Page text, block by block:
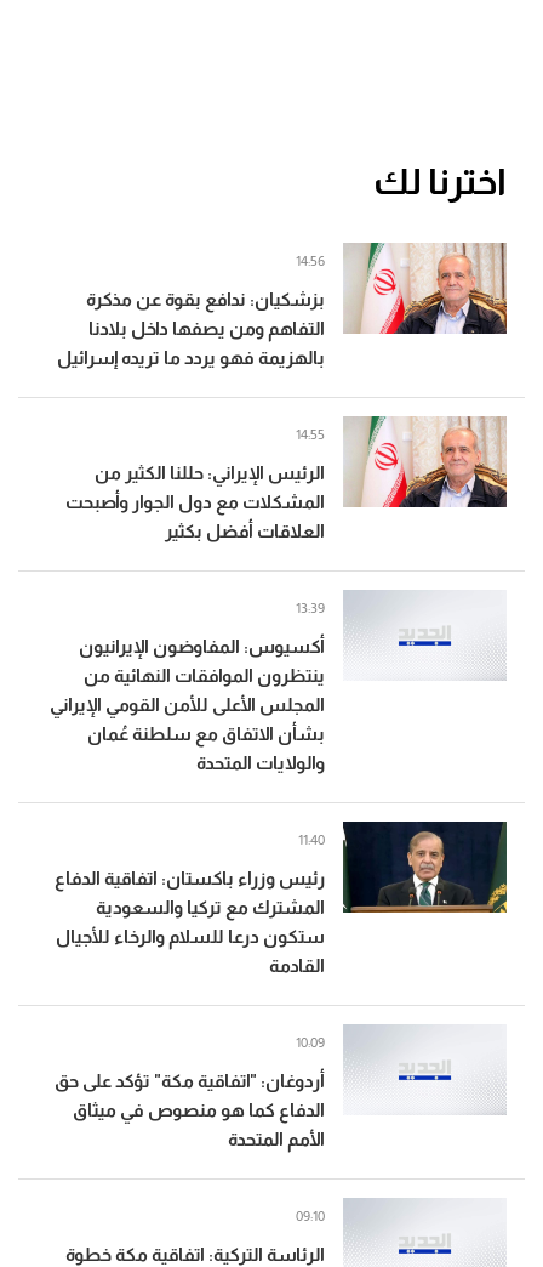
اخترنا لك
بزشكيان: ندافع بقوة عن مذكرة
التفاهم ومن يصفها داخل بلادنا
بالهزيمة فهو يردد ما تريده إسرائيل
14:56
الرئيس الإيراني: حللنا الكثير من
المشكلات مع دول الجوار وأصبحت
العلاقات أفضل بكثير
14:55
أكسيوس: المفاوضون الإيرانيون
ينتظرون الموافقات النهائية من
المجلس الأعلى للأمن القومي الإيراني
بشأن الاتفاق مع سلطنة عُمان
والولايات المتحدة
13:39
رئيس وزراء باكستان: اتفاقية الدفاع
المشترك مع تركيا والسعودية
ستكون درعا للسلام والرخاء للأجيال
القادمة
11:40
أردوغان: "اتفاقية مكة" تؤكد على حق
الدفاع كما هو منصوص في ميثاق
الأمم المتحدة
10:09
الرئاسة التركية: اتفاقية مكة خطوة
09:10